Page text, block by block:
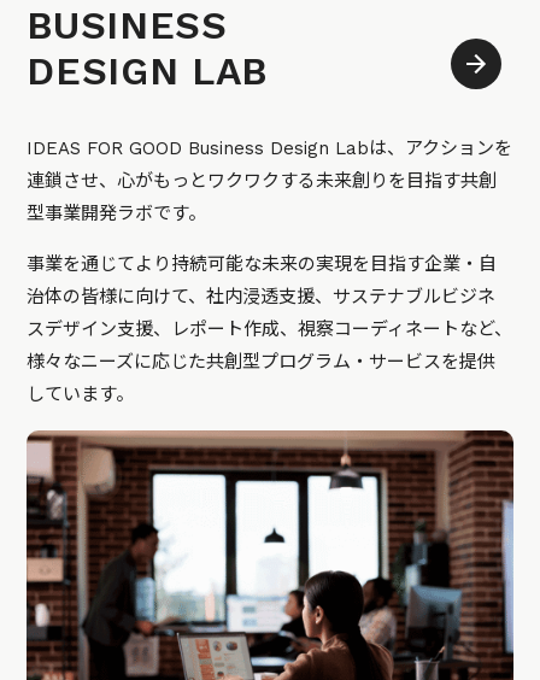
BUSINESS
DESIGN LAB
IDEAS FOR GOOD Business Design Labは、アクションを
連鎖させ、心がもっとワクワクする未来創りを目指す共創
型事業開発ラボです。
事業を通じてより持続可能な未来の実現を目指す企業・自
治体の皆様に向けて、社内浸透支援、サステナブルビジネ
スデザイン支援、レポート作成、視察コーディネートなど、
様々なニーズに応じた共創型プログラム・サービスを提供
しています。